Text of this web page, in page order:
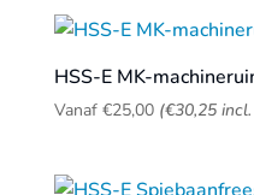
HSS-E MK-
Vanaf €25,00 (€30,25incl.